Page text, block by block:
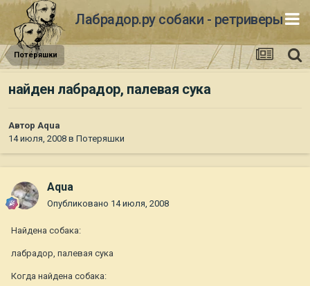
Лабрадор.ру собаки - ретриверы
Потеряшки
найден лабрадор, палевая сука
Автор Aqua
14 июля, 2008 в Потеряшки
Aqua
Опубликовано 14 июля, 2008
Найдена собака:
лабрадор, палевая сука
Когда найдена собака: